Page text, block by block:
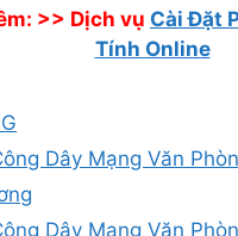
>> Dịch vụ Cài Đặt
Tính Online
Dây Mạng Văn
Dây Mạng Văn